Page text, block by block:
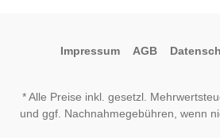
Impressum AGB
* Alle Preise inkl. gesetzl.
und ggf. Nachnahmegebühren, wenn